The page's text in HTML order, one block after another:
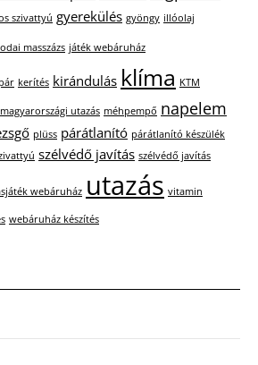
szivattyú gyerekülés gyöngy illóolaj
masszázs játék webáruház
kerítés kirándulás klíma KTM
magyarországi utazás méhpempő napelem
plüss párátlanító párátlanító készülék
szélvédő javítás szélvédő javítás
webáruház utazás vitamin
webáruház készítés